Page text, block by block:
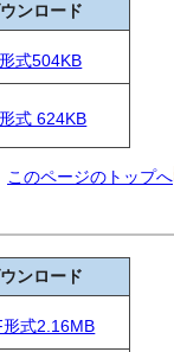
ンロード
式504KB
式 624KB
このページのトップへ
ンロード
形式2.16MB